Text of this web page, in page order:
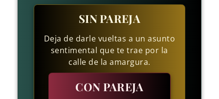
SIN PAREJA
Deja de darle vueltas a un asunto
sentimental que te trae por la
calle de la amargura.
CON PAREJA